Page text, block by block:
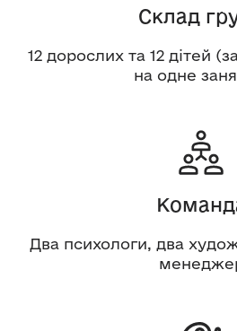
Склад
12 дорослих та 12 дітей
на одне
Два психологи, два